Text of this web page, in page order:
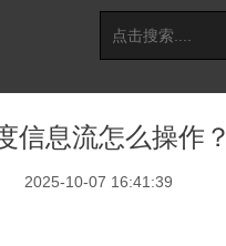
信息流怎么操作？
2025-10-07 16:41:39